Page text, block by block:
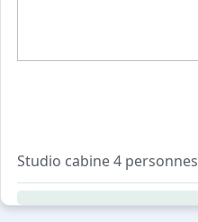
Studio cabine 4
Cabine